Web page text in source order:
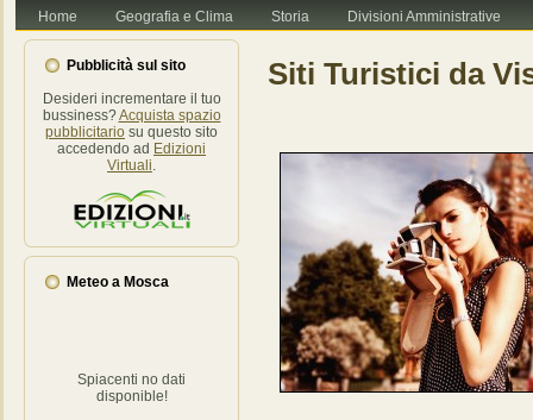
Home Geografia e Clima Storia Divisioni Amministrative
Pubblicità sul sito
Desideri incrementare il tuo
bussiness?Acquista spazio
pubblicitario su questo sito
accedendo ad Edizioni
Virtuali.
Meteo a Mosca
Spiacenti no dati
disponible!
Siti Turistici da